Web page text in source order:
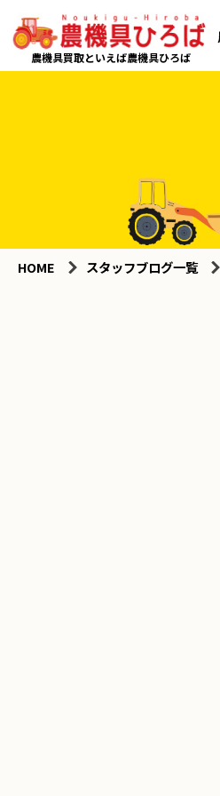
農機具買取といえば農機具ひろば
HOME スタッフブログ一覧